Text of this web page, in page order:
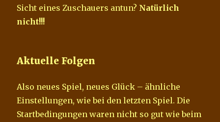
Sicht eines Zuschauers antun? Natürlich
nicht!!!
Aktuelle Folgen
Also neues Spiel, neues Glück – ähnliche
Einstellungen, wie bei den letzten Spiel. Die
Startbedingungen waren nicht so gut wie beim